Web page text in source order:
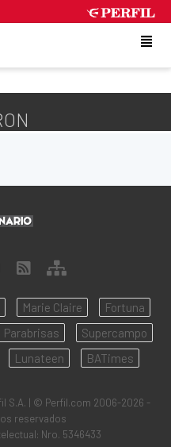
Marie Claire
Fortuna
Parabrisas
Supercampo
Lunateen BATimes
S.A. | © Perfil.com 2006-2026 -
reservados
Nro. 5346433